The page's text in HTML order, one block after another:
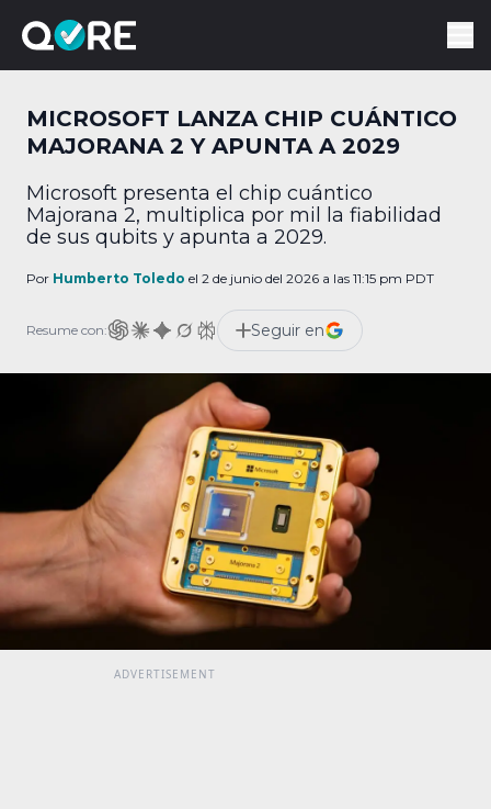
MICROSOFT LANZA CHIP CUÁNTICO
MAJORANA 2 Y APUNTA A 2029
Microsoft presenta el chip cuántico
Majorana 2, multiplica por mil la fiabilidad
de sus qubits y apunta a 2029.
Por Humberto Toledo el 2 de junio del 2026 a las 11:15 pm PDT
Resume con: Seguir en